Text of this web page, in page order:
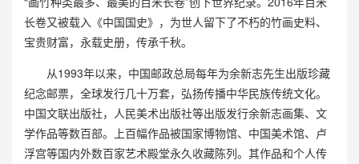
长卷又被载入《中国国史》，为世人留下了不朽的竹画史料、
宝贵财富，永载史册，传承千秋。
从1993年以来，中国邮政总局每年为余新志先生出版珍藏
纪念邮票，全球发行几十万套，弘扬传播中华民族传统文化。
中国文联出版社，人民美术出版社等出版发行余新志画集、文
学作品等数百部。上百幅作品被国家博物馆、中国美术馆、卢
浮宫等国内外数百家艺术殿堂永久收藏陈列。其作品和个人传